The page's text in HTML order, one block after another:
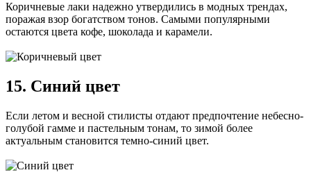
Коричневые лаки надежно утвердились в модных трендах,
поражая взор богатством тонов. Самыми популярными
остаются цвета кофе, шоколада и карамели.
15. Синий цвет
Если летом и весной стилисты отдают предпочтение небесно-
голубой гамме и пастельным тонам, то зимой более
актуальным становится темно-синий цвет.